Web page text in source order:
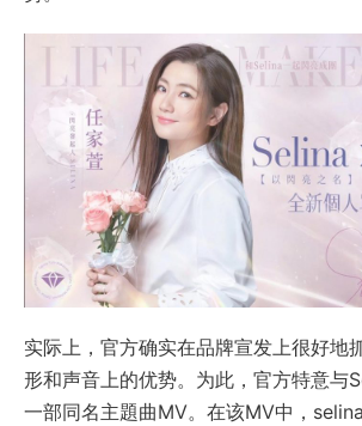
实际上，官方确实在品牌宣发上很好地
形和声音上的优势。为此，官方特意与
一部同名主題曲MV。在该MV中，selina